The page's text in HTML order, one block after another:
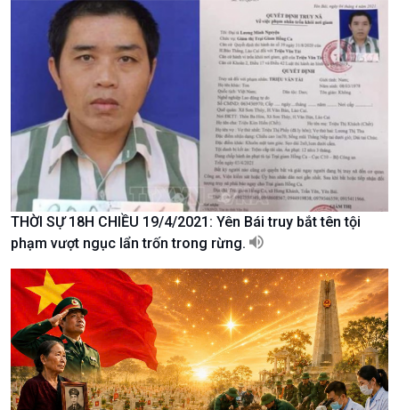
Văn hoá & Du lịch
Tin Văn hoá & Du lịch
Chát với người nổi tiếng
Câu chuyện Thể thao
Multimedia
Ảnh
Video
Infographic
E-Magazine
THỜI SỰ 18H CHIỀU 19/4/2021: Yên Bái truy bắt tên tội
phạm vượt ngục lẩn trốn trong rừng.